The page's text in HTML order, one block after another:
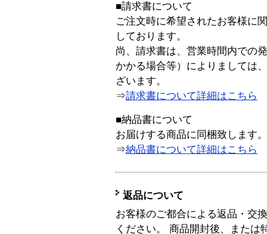
■請求書について
ご注文時に希望されたお客様に
しております。
尚、請求書は、営業時間内での
かかる場合等）によりましては
ざいます。
⇒請求書について詳細はこちら
■納品書について
お届けする商品に同梱致します。
⇒納品書について詳細はこちら
返品について
お客様のご都合による返品・交
ください。 商品開封後、または